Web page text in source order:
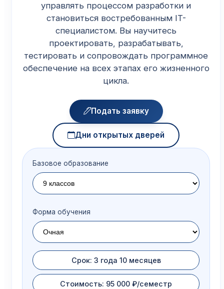
управлять процессом разработки и
становиться востребованным IT-
специалистом. Вы научитесь
проектировать, разрабатывать,
тестировать и сопровождать программное
обеспечение на всех этапах его жизненного
цикла.
Подать заявку
Дни открытых дверей
Базовое образование
Форма обучения
Срок: 3 года 10 месяцев
Стоимость: 95 000 ₽/семестр